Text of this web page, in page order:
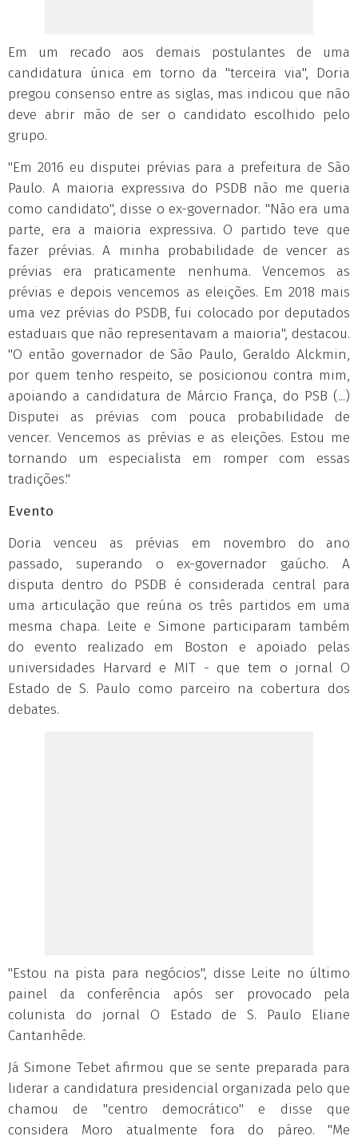
Em um recado aos demais postulantes de uma
candidatura única em torno da "terceira via", Doria
pregou consenso entre as siglas, mas indicou que não
deve abrir mão de ser o candidato escolhido pelo
grupo.
"Em 2016 eu disputei prévias para a prefeitura de São
Paulo. A maioria expressiva do PSDB não me queria
como candidato", disse o ex-governador. "Não era uma
parte, era a maioria expressiva. O partido teve que
fazer prévias. A minha probabilidade de vencer as
prévias era praticamente nenhuma. Vencemos as
prévias e depois vencemos as eleições. Em 2018 mais
uma vez prévias do PSDB, fui colocado por deputados
estaduais que não representavam a maioria", destacou.
"O então governador de São Paulo, Geraldo Alckmin,
por quem tenho respeito, se posicionou contra mim,
apoiando a candidatura de Márcio França, do PSB (...)
Disputei as prévias com pouca probabilidade de
vencer. Vencemos as prévias e as eleições. Estou me
tornando um especialista em romper com essas
tradições."
Evento
Doria venceu as prévias em novembro do ano
passado, superando o ex-governador gaúcho. A
disputa dentro do PSDB é considerada central para
uma articulação que reúna os três partidos em uma
mesma chapa. Leite e Simone participaram também
do evento realizado em Boston e apoiado pelas
universidades Harvard e MIT - que tem o jornal O
Estado de S. Paulo como parceiro na cobertura dos
debates.
"Estou na pista para negócios", disse Leite no último
painel da conferência após ser provocado pela
colunista do jornal O Estado de S. Paulo Eliane
Cantanhêde.
Já Simone Tebet afirmou que se sente preparada para
liderar a candidatura presidencial organizada pelo que
chamou de "centro democrático" e disse que
considera Moro atualmente fora do páreo. "Me